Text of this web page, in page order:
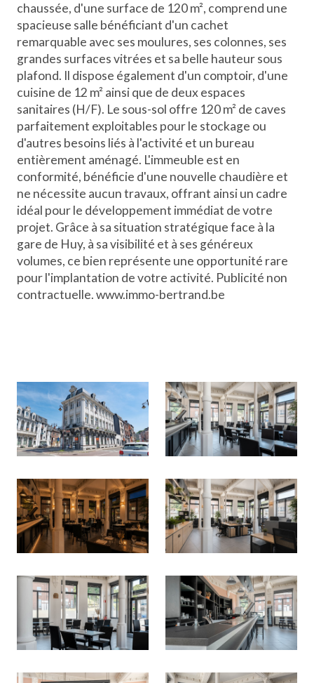
chaussée, d'une surface de 120 m², comprend une
spacieuse salle bénéficiant d'un cachet
remarquable avec ses moulures, ses colonnes, ses
grandes surfaces vitrées et sa belle hauteur sous
plafond. Il dispose également d'un comptoir, d'une
cuisine de 12 m² ainsi que de deux espaces
sanitaires (H/F). Le sous-sol offre 120 m² de caves
parfaitement exploitables pour le stockage ou
d'autres besoins liés à l'activité et un bureau
entièrement aménagé. L'immeuble est en
conformité, bénéficie d'une nouvelle chaudière et
ne nécessite aucun travaux, offrant ainsi un cadre
idéal pour le développement immédiat de votre
projet. Grâce à sa situation stratégique face à la
gare de Huy, à sa visibilité et à ses généreux
volumes, ce bien représente une opportunité rare
pour l'implantation de votre activité. Publicité non
contractuelle. www.immo-bertrand.be